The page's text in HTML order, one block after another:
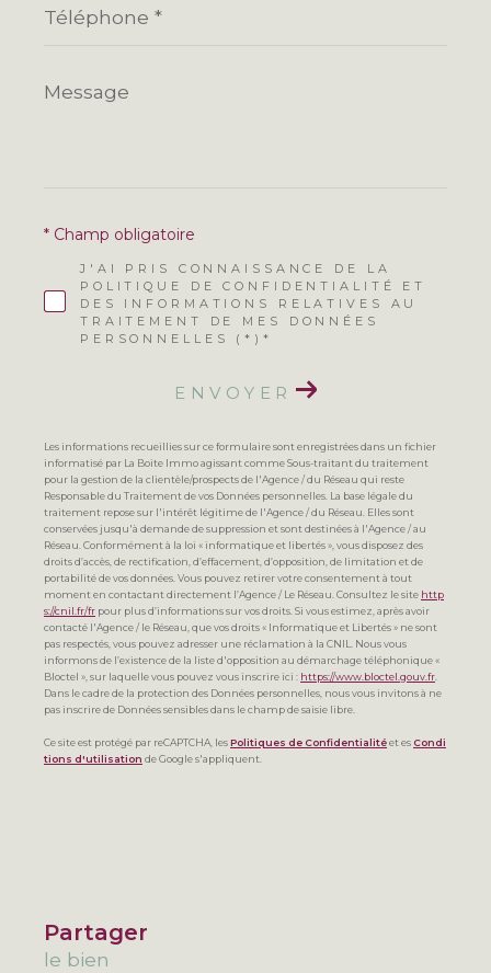
*
Message
*
J'AI PRIS CONNAISSANCE DE LA
POLITIQUE DE CONFIDENTIALITÉ ET
DES INFORMATIONS RELATIVES AU
TRAITEMENT DE MES DONNÉES
PERSONNELLES (*)*
* Champ obligatoire
ENVOYER
Les informations recueillies sur ce formulaire sont enregistrées dans un fichier
informatisé par La Boite Immo agissant comme Sous-traitant du traitement
pour la gestion de la clientèle/prospects de l'Agence / du Réseau qui reste
Responsable du Traitement de vos Données personnelles. La base légale du
traitement repose sur l'intérêt légitime de l'Agence / du Réseau. Elles sont
conservées jusqu'à demande de suppression et sont destinées à l'Agence / au
Réseau. Conformément à la loi « informatique et libertés », vous disposez des
droits d’accès, de rectification, d’effacement, d’opposition, de limitation et de
portabilité de vos données. Vous pouvez retirer votre consentement à tout
moment en contactant directement l’Agence / Le Réseau. Consultez le site http
s://cnil.fr/fr pour plus d’informations sur vos droits. Si vous estimez, après avoir
contacté l'Agence / le Réseau, que vos droits « Informatique et Libertés » ne sont
pas respectés, vous pouvez adresser une réclamation à la CNIL. Nous vous
informons de l’existence de la liste d'opposition au démarchage téléphonique «
Bloctel », sur laquelle vous pouvez vous inscrire ici : https://www.bloctel.gouv.fr
Dans le cadre de la protection des Données personnelles, nous vous invitons à ne
pas inscrire de Données sensibles dans le champ de saisie libre.
Ce site est protégé par reCAPTCHA, lesPolitiques de Confidentialitéet es Condi
tions d'utilisation de Google s'appliquent.
partager
le bien